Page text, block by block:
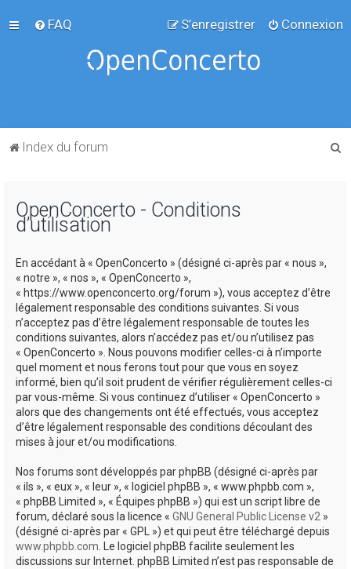
FAQ Connexion
S’enregistrer
Index du forum
OpenConcerto - Conditions
d’utilisation
En accédant à « OpenConcerto » (désigné ci-après par « nous »,
« notre », « nos », « OpenConcerto »,
« https://www.openconcerto.org/forum »), vous acceptez d’être
légalement responsable des conditions suivantes. Si vous
n’acceptez pas d’être légalement responsable de toutes les
conditions suivantes, alors n’accédez pas et/ou n’utilisez pas
« OpenConcerto ». Nous pouvons modifier celles-ci à n’importe
quel moment et nous ferons tout pour que vous en soyez
informé, bien qu’il soit prudent de vérifier régulièrement celles-ci
par vous-même. Si vous continuez d’utiliser « OpenConcerto »
alors que des changements ont été effectués, vous acceptez
d’être légalement responsable des conditions découlant des
mises à jour et/ou modifications.
Nos forums sont développés par phpBB (désigné ci-après par
« ils », « eux », « leur », « logiciel phpBB », « www.phpbb.com »,
« phpBB Limited », « Équipes phpBB ») qui est un script libre de
forum, déclaré sous la licence « GNU General Public License v2 »
(désigné ci-après par « GPL ») et qui peut être téléchargé depuis
www.phpbb.com. Le logiciel phpBB facilite seulement les
discussions sur Internet. phpBB Limited n’est pas responsable de